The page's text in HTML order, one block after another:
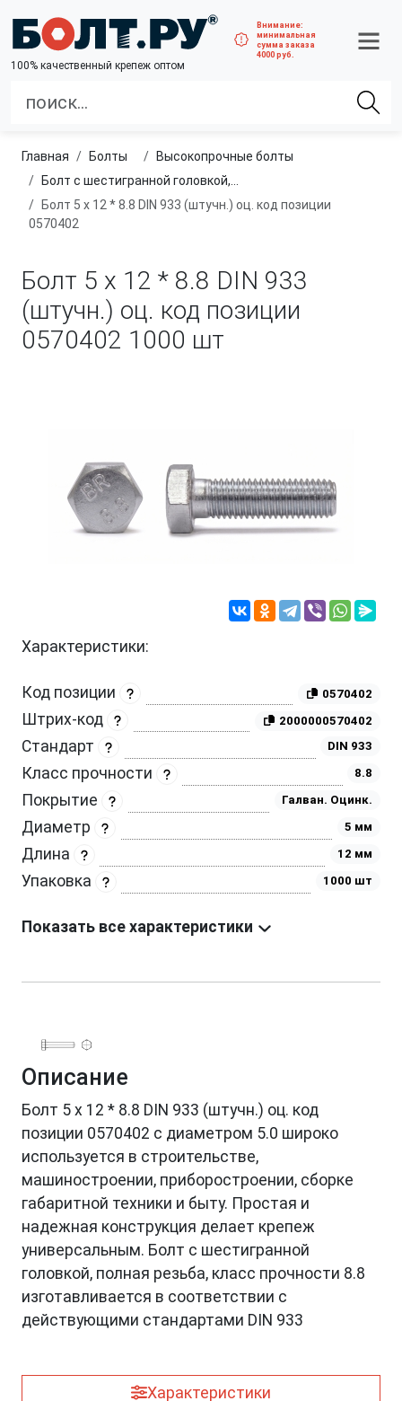
100% качественный крепеж оптом
Внимание:
минимальная
сумма заказа
4000 руб.
Главная болты
высокопрочные болты
Болт с шестигранной головкой, полная резьба, класс прочности 8.8
Болт 5 х 12 * 8.8 DIN 933 (штучн.) оц. код позиции
0570402
Болт 5 х 12 * 8.8 DIN 933
(штучн.) оц. код позиции
0570402 1000 шт
Характеристики:
Код позиции 0570402
Штрих-код 2000000570402
Стандарт DIN 933
Класс прочности 8.8
Покрытие Галван. Оцинк.
Диаметр 5 мм
Длина 12 мм
Упаковка 1000 шт
Показать все характеристики
Описание
Болт 5 х 12 * 8.8 DIN 933 (штучн.) оц. код
позиции 0570402 с диаметром 5.0 широко
используется в строительстве,
машиностроении, приборостроении, сборке
габаритной техники и быту. Простая и
надежная конструкция делает крепеж
универсальным. Болт с шестигранной
головкой, полная резьба, класс прочности 8.8
изготавливается в соответствии с
действующими стандартами DIN 933
Характеристики